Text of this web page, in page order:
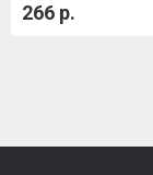
266 р.